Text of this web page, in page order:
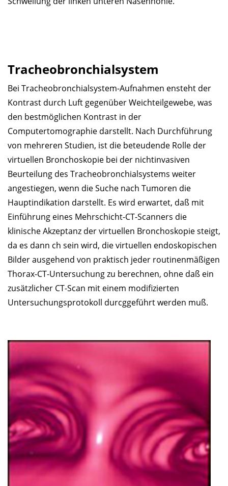
Tracheobronchialsystem
Bei Tracheobronchialsystem-Aufnahmen ensteht der
Kontrast durch Luft gegenüber Weichteilgewebe, was
den bestmöglichen Kontrast in der
Computertomographie darstellt. Nach Durchführung
von mehreren Studien, ist die beteudende Rolle der
virtuellen Bronchoskopie bei der nichtinvasiven
Beurteilung des Tracheobronchialsystems weiter
angestiegen, wenn die Suche nach Tumoren die
Hauptindikation darstellt. Es wird erwartet, daß mit
Einführung eines Mehrschicht-CT-Scanners die
klinische Akzeptanz der virtuellen Bronchoskopie steigt,
da es dann ch sein wird, die virtuellen endoskopischen
Bilder ausgehend von praktisch jeder routinenmäßigen
Thorax-CT-Untersuchung zu berechnen, ohne daß ein
zusätzlicher CT-Scan mit einem modifizierten
Untersuchungsprotokoll durcggeführt werden muß.